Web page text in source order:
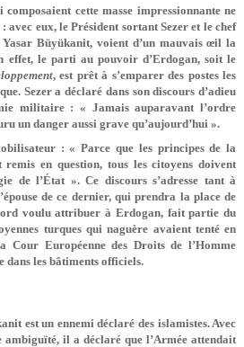
cette masse impressionnante ne
: avec eux, le Président sortant Sezer et le chef
Yasar Büyükanit, voient d’un mauvais œil la
effet, le parti au pouvoir d’Erdogan, soit le
, est prêt à s’emparer des postes les
Sezer a déclaré dans son discours d’adieu
militaire : « Jamais auparavant l’ordre
un danger aussi grave qu’aujourd’hui ».
: « Parce que les principes de la
remis en question, tous les citoyens doivent
de l’État ». Ce discours s’adresse tant à
de ce dernier, qui prendra la place de
voulu attribuer à Erdogan, fait partie du
turques qui naguère avaient tenté en
Européenne des Droits de l’Homme
les bâtiments officiels.
est un ennemi déclaré des islamistes. Avec
ambiguïté, il a déclaré que l’Armée attendait